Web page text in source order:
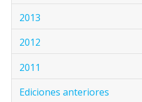
2013
2012
2011
Ediciones anteriores